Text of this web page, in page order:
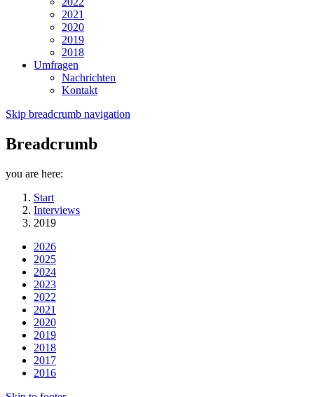
2021
2020
2019
2018
Umfragen
Nachrichten
Kontakt
Skip breadcrumb navigation
Breadcrumb
you are here:
Start
Interviews
2019
2026
2025
2024
2023
2022
2021
2020
2019
2018
2017
2016